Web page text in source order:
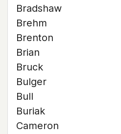
Bradshaw
Brehm
Brenton
Brian
Bruck
Bulger
Bull
Buriak
Cameron